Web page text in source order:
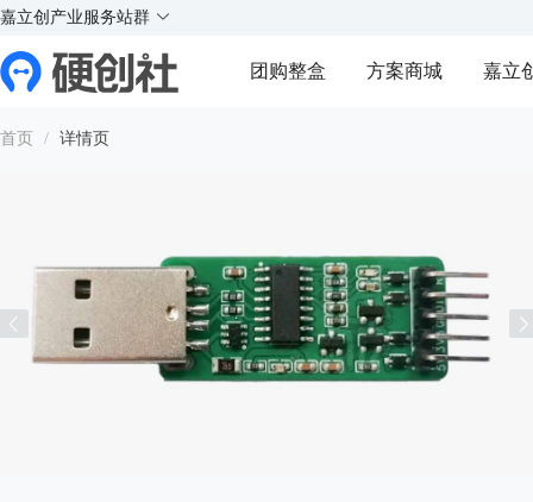
X
Y
X
Y
实
¥
实
实
实
嘉立创产业服务站群
团购整盒 方案商城 嘉立
首页 / 详情页